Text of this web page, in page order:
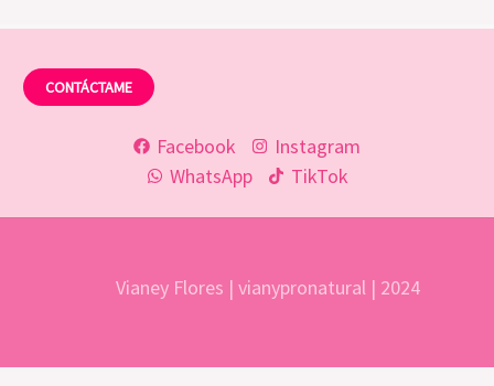
CONTÁCTAME
Facebook
Instagram
WhatsApp
TikTok
Vianey Flores | vianypronatural | 2024